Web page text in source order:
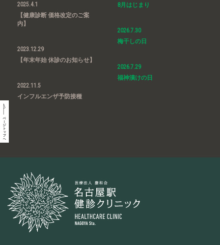
2025.4.1
【健康診断 価格改定のご案
内】
2023.12.29
【年末年始 休診のお知らせ】
2022.11.5
インフルエンザ予防接種
8月はじまり
2026.7.30
梅干しの日
2026.7.29
福神漬けの日